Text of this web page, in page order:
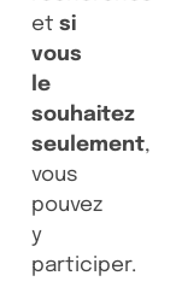
et si
vous
le
souhaitez
seulement,
vous
pouvez
y
participer.